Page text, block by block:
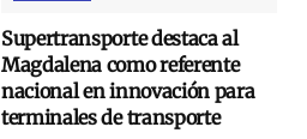
Supertransporte destaca al
Magdalena como referente
nacional en innovación para
terminales de transporte